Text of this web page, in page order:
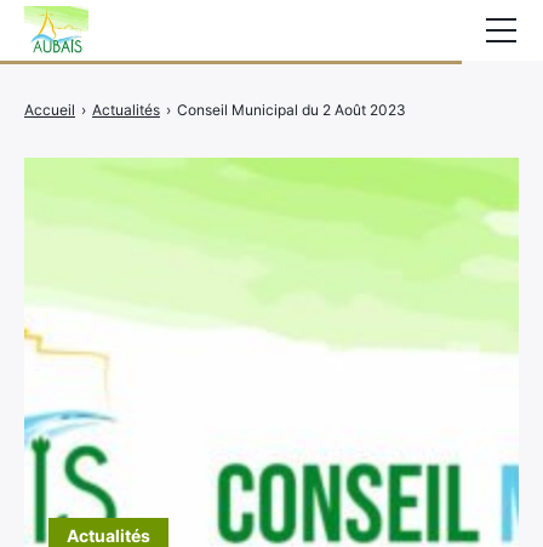
Actualités
Accueil › Actualités › Conseil Municipal du 2 Août 2023
Elections
Etat Civil
Autres Démarches
CCAS